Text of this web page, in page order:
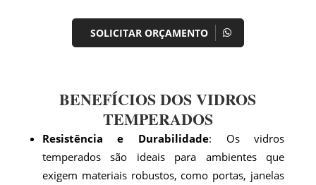
SOLICITAR ORÇAMENTO
BENEFÍCIOS DOS VIDROS
TEMPERADOS
Resistência e Durabilidade: Os vidros
temperados são ideais para ambientes que
exigem materiais robustos, como portas, janelas